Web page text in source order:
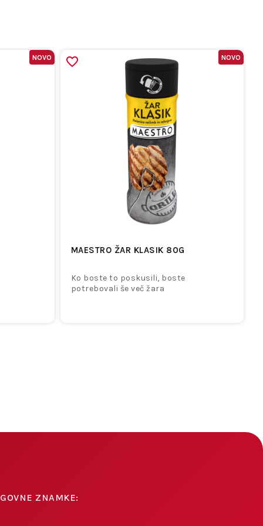
NOVO NOVO
MAESTRO ŽAR KLASIK 80G
Ko boste to poskusili, boste
potrebovali še več žara
ZNAMKE: